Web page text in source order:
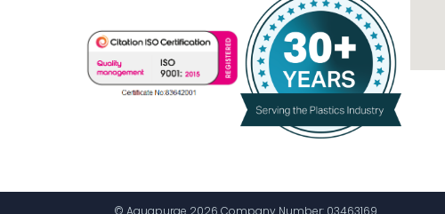
© Aquapurge 2026 Company Number: 03463169